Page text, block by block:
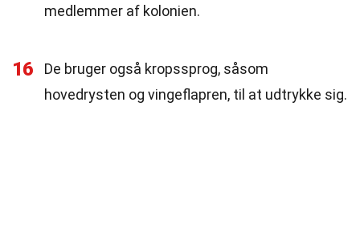
medlemmer af kolonien.
16
De bruger også kropssprog, såsom
hovedrysten og vingeflapren, til at udtrykke sig.